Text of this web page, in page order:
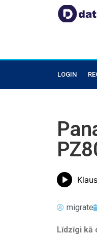
LOGIN
migrate
Līdzīgi kā